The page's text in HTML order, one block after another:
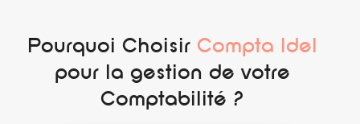
Pourquoi Choisir Compta Idel
pour la gestion de votre
Comptabilité ?